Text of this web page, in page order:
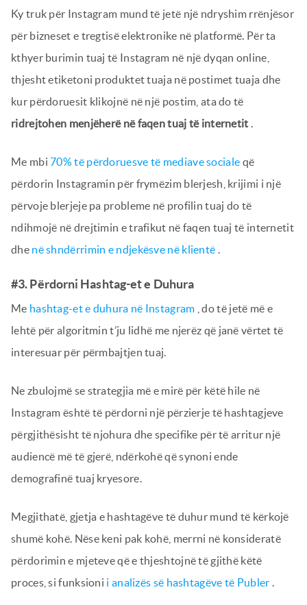
Ky truk për Instagram mund të jetë një ndryshim rrënjësor
për bizneset e tregtisë elektronike në platformë. Për ta
kthyer burimin tuaj të Instagram në një dyqan online,
thjesht etiketoni produktet tuaja në postimet tuaja dhe
kur përdoruesit klikojnë në një postim, ata do të
ridrejtohen menjëherë në faqen tuaj të internetit .
Me mbi 70% të përdoruesve të mediave sociale që
përdorin Instagramin për frymëzim blerjesh, krijimi i një
përvoje blerjeje pa probleme në profilin tuaj do të
ndihmojë në drejtimin e trafikut në faqen tuaj të internetit
dhe në shndërrimin e ndjekësve në klientë .
#3. Përdorni Hashtag-et e Duhura
Me hashtag-et e duhura në Instagram , do të jetë më e
lehtë për algoritmin t’ju lidhë me njerëz që janë vërtet të
interesuar për përmbajtjen tuaj.
Ne zbulojmë se strategjia më e mirë për këtë hile në
Instagram është të përdorni një përzierje të hashtagjeve
përgjithësisht të njohura dhe specifike për të arritur një
audiencë më të gjerë, ndërkohë që synoni ende
demografinë tuaj kryesore.
Megjithatë, gjetja e hashtagëve të duhur mund të kërkojë
shumë kohë. Nëse keni pak kohë, merrni në konsideratë
përdorimin e mjeteve që e thjeshtojnë të gjithë këtë
proces, si funksioni i analizës së hashtagëve të Publer .